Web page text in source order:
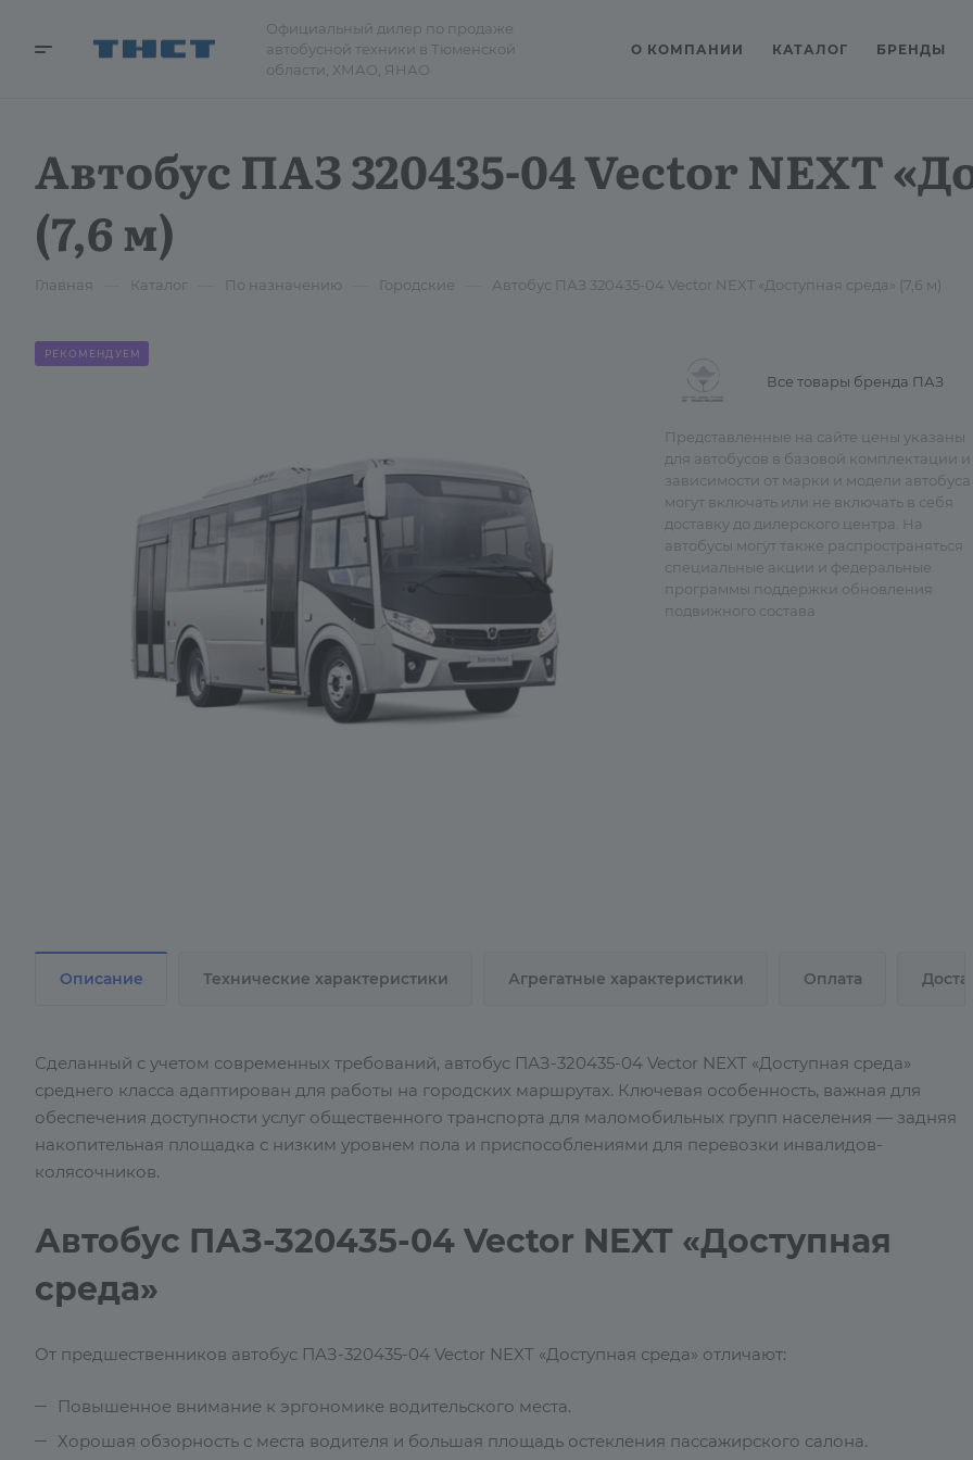
Официальный дилер по продаже
автобусной техники в Тюменской
области, ХМАО, ЯНАО
О КОМПАНИИ КАТАЛОГ БРЕНДЫ
Автобус ПАЗ 320435-04 Vector NEXT
(7,6 м)
Главная Каталог По назначению Городские Автобус ПАЗ 320435-04 Vector NEXT «Доступная среда» (7,6 м)
РЕКОМЕНДУЕМ
Все товары бренда ПАЗ
Представленные на сайте цены указаны
для автобусов в базовой комплектации и
зависимости от марки и модели автобуса
могут включать или не включать в себя
доставку до дилерского центра. На
автобусы могут также распространяться
специальные акции и федеральные
программы поддержки обновления
подвижного состава
Описание Технические характеристики Агрегатные характеристики Оплата
Сделанный с учетом современных требований, автобус ПАЗ-320435-04 Vector NEXT «Доступная среда»
среднего класса адаптирован для работы на городских маршрутах. Ключевая особенность, важная для
обеспечения доступности услуг общественного транспорта для маломобильных групп населения — задняя
накопительная площадка с низким уровнем пола и приспособлениями для перевозки инвалидов-
колясочников.
Автобус ПАЗ-320435-04 Vector NEXT «Доступная
среда»
От предшественников автобус ПАЗ-320435-04 Vector NEXT «Доступная среда» отличают:
Повышенное внимание к эргономике водительского места.
Хорошая обзорность с места водителя и большая площадь остекления пассажирского салона.